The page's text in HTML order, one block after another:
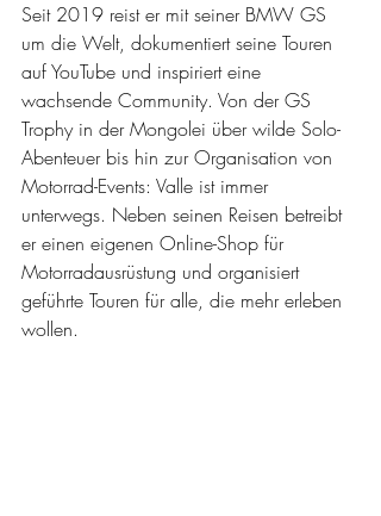
Seit 2019 reist er mit seiner BMW GS
um die Welt, dokumentiert seine Touren
auf YouTube und inspiriert eine
wachsende Community. Von der GS
Trophy in der Mongolei über wilde Solo-
Abenteuer bis hin zur Organisation von
Motorrad-Events: Valle ist immer
unterwegs. Neben seinen Reisen betreibt
er einen eigenen Online-Shop für
Motorradausrüstung und organisiert
geführte Touren für alle, die mehr erleben
wollen.